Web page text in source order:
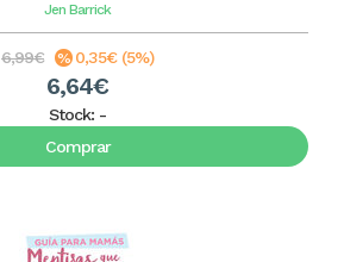
Jen Barrick
6,99€ 0,35€ (5%)
6,64€
Stock: -
Comprar